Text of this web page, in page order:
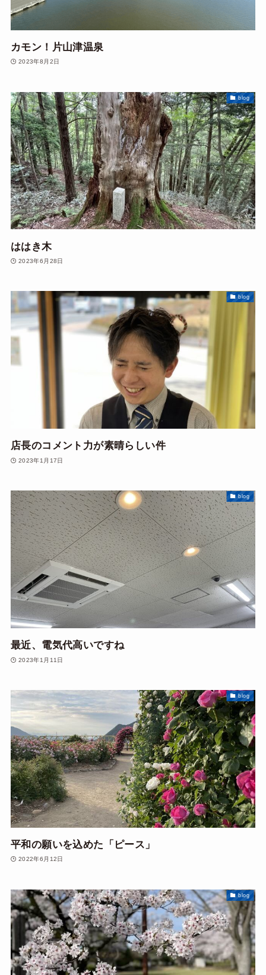
カモン！片山津温泉
2023年8月2日
blog
ははき木
2023年6月28日
blog
店長のコメント力が素晴らしい件
2023年1月17日
blog
最近、電気代高いですね
2023年1月11日
blog
平和の願いを込めた「ピース」
2022年6月12日
blog